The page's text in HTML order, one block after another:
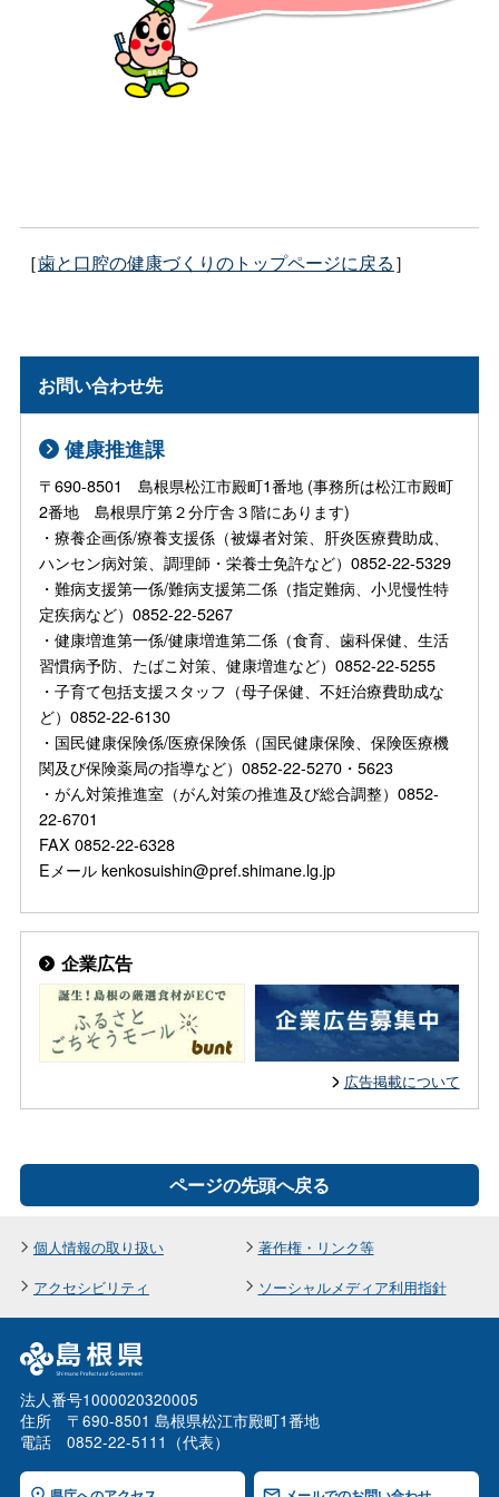
［歯と口腔の健康づくりのトップページに戻る］
お問い合わせ先
健康推進課
〒690-8501 島根県松江市殿町1番地 (事務所は松江市殿町
2番地 島根県庁第２分庁舎３階にあります)
・療養企画係/療養支援係（被爆者対策、肝炎医療費助成、
ハンセン病対策、調理師・栄養士免許など）0852-22-5329
・難病支援第一係/難病支援第二係（指定難病、小児慢性特
定疾病など）0852-22-5267
・健康増進第一係/健康増進第二係（食育、歯科保健、生活
習慣病予防、たばこ対策、健康増進など）0852-22-5255
・子育て包括支援スタッフ（母子保健、不妊治療費助成な
ど）0852-22-6130
・国民健康保険係/医療保険係（国民健康保険、保険医療機
関及び保険薬局の指導など）0852-22-5270・5623
・がん対策推進室（がん対策の推進及び総合調整）0852-
22-6701
FAX 0852-22-6328
Eメール kenkosuishin@pref.shimane.lg.jp
企業広告
広告掲載について
ページの先頭へ戻る
個人情報の取り扱い
著作権・リンク等
アクセシビリティ
ソーシャルメディア利用指針
法人番号1000020320005
住所 〒690-8501 島根県松江市殿町1番地
電話 0852-22-5111（代表）